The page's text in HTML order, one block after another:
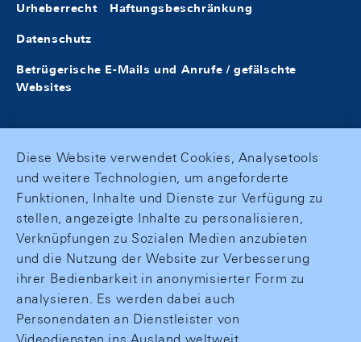
Urheberrecht Haftungsbeschränkung
Datenschutz
Betrügerische E-Mails und Anrufe / gefälschte
Websites
Diese Website verwendet Cookies, Analysetools
und weitere Technologien, um angeforderte
Funktionen, Inhalte und Dienste zur Verfügung zu
stellen, angezeigte Inhalte zu personalisieren,
Verknüpfungen zu Sozialen Medien anzubieten
und die Nutzung der Website zur Verbesserung
ihrer Bedienbarkeit in anonymisierter Form zu
analysieren. Es werden dabei auch
Personendaten an Dienstleister von